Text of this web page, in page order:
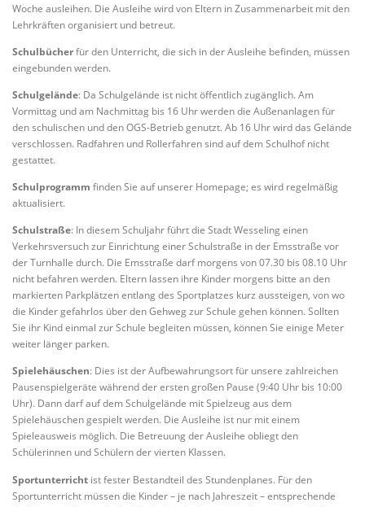
Woche ausleihen. Die Ausleihe wird von Eltern in Zusammenarbeit mit den
Lehrkräften organisiert und betreut.
Schulbücherfür den Unterricht, die sich in der Ausleihe befinden, müssen
eingebunden werden.
Schulgelände: Da Schulgelände ist nicht öffentlich zugänglich. Am
Vormittag und am Nachmittag bis 16 Uhr werden die Außenanlagen für
den schulischen und den OGS-Betrieb genutzt. Ab 16 Uhr wird das Gelände
verschlossen. Radfahren und Rollerfahren sind auf dem Schulhof nicht
gestattet.
Schulprogramm finden Sie auf unserer Homepage; es wird regelmäßig
aktualisiert.
Schulstraße: In diesem Schuljahr führt die Stadt Wesseling einen
Verkehrsversuch zur Einrichtung einer Schulstraße in der Emsstraße vor
der Turnhalle durch. Die Emsstraße darf morgens von 07.30 bis 08.10 Uhr
nicht befahren werden. Eltern lassen ihre Kinder morgens bitte an den
markierten Parkplätzen entlang des Sportplatzes kurz aussteigen, von wo
die Kinder gefahrlos über den Gehweg zur Schule gehen können. Sollten
Sie ihr Kind einmal zur Schule begleiten müssen, können Sie einige Meter
weiter länger parken.
Spielehäuschen: Dies ist der Aufbewahrungsort für unsere zahlreichen
Pausenspielgeräte während der ersten großen Pause (9:40 Uhr bis 10:00
Uhr). Dann darf auf dem Schulgelände mit Spielzeug aus dem
Spielehäuschen gespielt werden. Die Ausleihe ist nur mit einem
Spieleausweis möglich. Die Betreuung der Ausleihe obliegt den
Schülerinnen und Schülern der vierten Klassen.
Sportunterricht ist fester Bestandteil des Stundenplanes. Für den
Sportunterricht müssen die Kinder – je nach Jahreszeit – entsprechende